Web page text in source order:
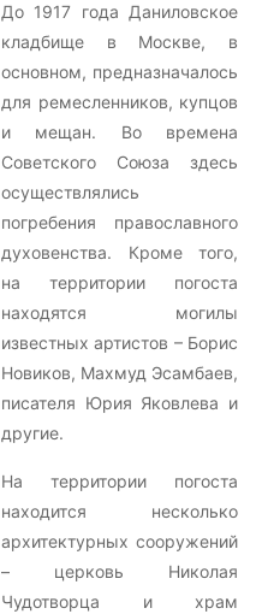
До 1917 года Даниловское
кладбище в Москве, в
основном, предназначалось
для ремесленников, купцов
и мещан. Во времена
Советского Союза здесь
осуществлялись
погребения православного
духовенства. Кроме того,
на территории погоста
находятся могилы
известных артистов – Борис
Новиков, Махмуд Эсамбаев,
писателя Юрия Яковлева и
другие.
На территории погоста
находится несколько
архитектурных сооружений
– церковь Николая
Чудотворца и храм